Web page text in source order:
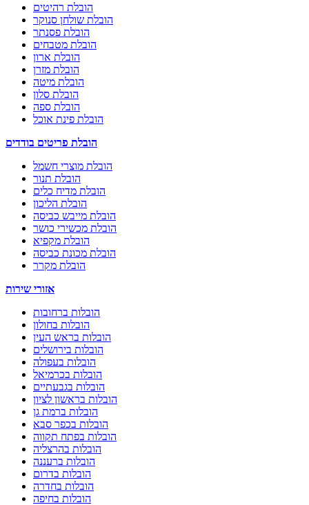
הובלת רהיטים
הובלת שולחן סנוקר
הובלת פסנתר
הובלת מטבחים
הובלת ארון
הובלת מזרן
הובלת מיטה
הובלת סלון
הובלת ספה
הובלת פינת אוכל
הובלת פריטים בודדים
הובלת מוצרי חשמל
הובלת תנור
הובלת מדיח כלים
הובלת הליכון
הובלת מייבש כביסה
הובלת מכשירי כושר
הובלת מקפיא
הובלת מכונת כביסה
הובלת מקרר
אזורי שירות
הובלות ברחובות
הובלות בחולון
הובלות בראש העין
הובלות בירושלים
הובלות בעפולה
הובלות בכרמיאל
הובלות בגבעתיים
הובלות בראשון לציון
הובלות ברמת גן
הובלות בכפר סבא
הובלות בפתח תקווה
הובלות בהרצליה
הובלות ברעננה
הובלות בדרום
הובלות בחדרה
הובלות בחיפה